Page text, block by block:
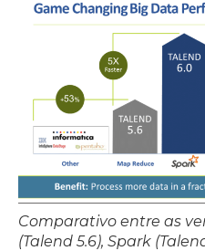
Comparativo entre as
(Talend 5.6), Spark